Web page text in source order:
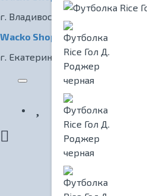
г. Владивосток, ул. Светланская, 7
Wacko Shop Екатеринбург
г. Екатеринбург, ул. Радищева, 1